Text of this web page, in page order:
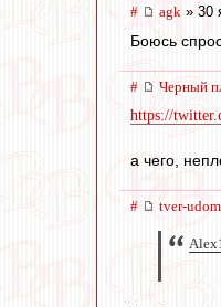
# agk » 30
Боюсь
# Черный
https://
а чего,
# tver-